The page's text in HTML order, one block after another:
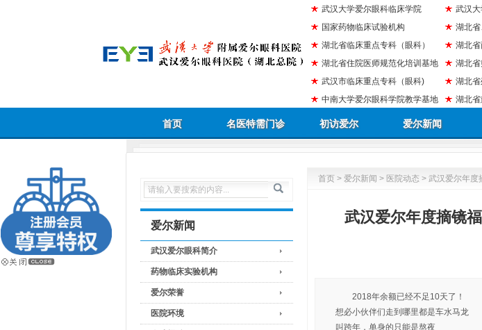
武汉大学爱尔眼科临床学院
国家药物临床试验机构
湖北省临床重点专科（眼科）
湖北省住院医师规范化培训基地
武汉市临床重点专科（眼科)
中南大学爱尔眼科学院教学基地
武汉
湖北
湖北
湖北
湖北
湖北
首页 名医特需门诊 初访爱尔 爱尔新闻
爱尔新闻
武汉爱尔眼科简介
药物临床实验机构
爱尔荣誉
医院环境
首页 > 爱尔新闻 > 医院动态 > 武汉爱尔年度
武汉爱尔年度摘镜
2018年余额已经不足10天
想必小伙伴们走到哪里都是
叫跨年，单身的只能是熬夜